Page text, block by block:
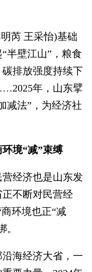
芮 王采怡)基础
半壁江山”，粮食
排放强度持续下
年，山东擘
减法”，为经济社
境“减”束缚
经济也是山东发
不断对民营经
环境也正“减
。
海经济大省，一